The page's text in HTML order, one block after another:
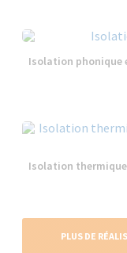
Isolation phonique
Isolation
PLUS DE